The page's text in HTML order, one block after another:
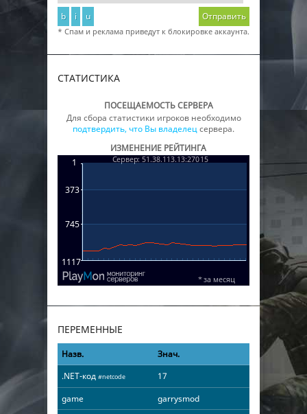
b i u Отправить
* Спам и реклама приведут к блокировке аккаунта.
СТАТИСТИКА
ПОСЕЩАЕМОСТЬ СЕРВЕРА
Для сбора статистики игроков необходимо
подтвердить, что Вы владелецсервера.
ИЗМЕНЕНИЕ РЕЙТИНГА
ПЕРЕМЕННЫЕ
Назв.
Знач.
.NET-код #netcode
17
game
garrysmod